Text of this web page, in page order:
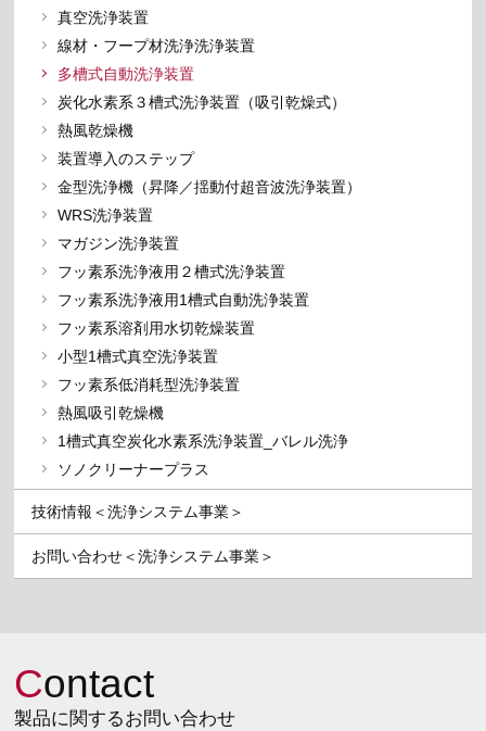
真空洗浄装置
線材・フープ材洗浄洗浄装置
多槽式自動洗浄装置
炭化水素系３槽式洗浄装置（吸引乾燥式）
熱風乾燥機
装置導入のステップ
金型洗浄機（昇降／揺動付超音波洗浄装置）
WRS洗浄装置
マガジン洗浄装置
フッ素系洗浄液用２槽式洗浄装置
フッ素系洗浄液用1槽式自動洗浄装置
フッ素系溶剤用水切乾燥装置
小型1槽式真空洗浄装置
フッ素系低消耗型洗浄装置
熱風吸引乾燥機
1槽式真空炭化水素系洗浄装置_バレル洗浄
ソノクリーナープラス
技術情報＜洗浄システム事業＞
お問い合わせ＜洗浄システム事業＞
Contact
製品に関するお問い合わせ